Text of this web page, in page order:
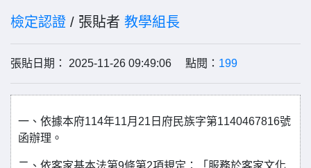
檢定認證 / 張貼者 教學組長
張貼日期： 2025-11-26 09:49:06 點閱： 199
一、依據本府114年11月21日府民族字第1140467816號
函辦理。
二、依客家基本法第9條第2項規定：「服務於客家文化